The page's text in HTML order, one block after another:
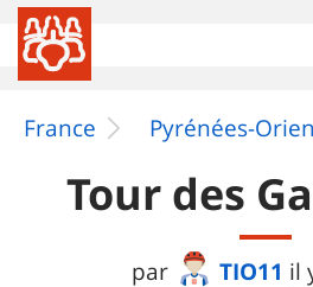
France Pyrénées-
Tour des
par TIO11 il